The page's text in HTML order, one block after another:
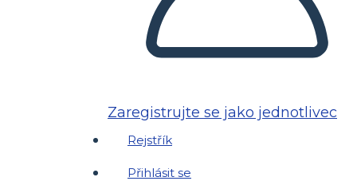
Zaregistrujte se jako jednotlivec
Rejstřík
Přihlásit se